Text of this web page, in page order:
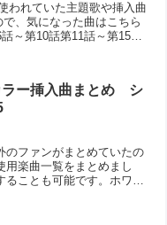
われていた主題歌や挿入曲
、気になった曲はこちら
～第10話第11話～第15話
ラー挿入曲まとめ シ
のファンがまとめていたの
用楽曲一覧をまとめまし
ことも可能です。ホワイ